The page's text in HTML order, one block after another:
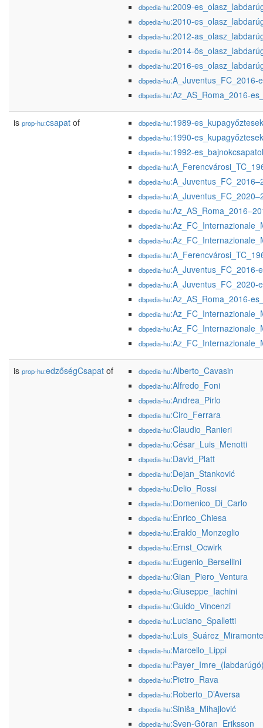
dbpedia-hu:2009-
dbpedia-hu:2010-
dbpedia-hu:2012-
dbpedia-hu:2014-
dbpedia-hu:2016-
dbpedia-hu:A_Juventus_FC_2016-
dbpedia-hu:Az_AS_Roma_2016-
is prop-hu:csapat of dbpedia-hu:1989-
dbpedia-hu:1990-
dbpedia-hu:1992-
dbpedia-hu
dbpedia-hu
dbpedia-hu
dbpedia-hu
dbpedia-hu
dbpedia-hu
dbpedia-hu
dbpedia-hu:A_Juventus_FC_2016-
dbpedia-hu:A_Juventus_FC_2020-
dbpedia-hu:Az_AS_Roma_2016-
dbpedia-hu
dbpedia-hu
dbpedia-hu
is prop-hu:edzőségCsapat of dbpedia-hu:Alberto_Cavasin
dbpedia-hu:Alfredo_Foni
dbpedia-hu:Andrea_Pirlo
dbpedia-hu:Ciro_Ferrara
dbpedia-hu:Claudio_Ranieri
dbpedia-hu:César_Luis_Menotti
dbpedia-hu:David_Platt
dbpedia-hu:Dejan_Stanković
dbpedia-hu:Delio_Rossi
dbpedia-hu:Domenico_Di_Carlo
dbpedia-hu:Enrico_Chiesa
dbpedia-hu:Eraldo_Monzeglio
dbpedia-hu:Ernst_Ocwirk
dbpedia-hu:Eugenio_Bersellini
dbpedia-hu:Gian_Piero_Ventura
dbpedia-hu:Giuseppe_Iachini
dbpedia-hu:Guido_Vincenzi
dbpedia-hu:Luciano_Spalletti
dbpedia-hu
dbpedia-hu:Marcello_Lippi
dbpedia-hu
dbpedia-hu:Pietro_Rava
dbpedia-hu:Roberto_D’Aversa
dbpedia-hu:Siniša_Mihajlović
dbpedia-hu:Sven-Göran_Eriksson